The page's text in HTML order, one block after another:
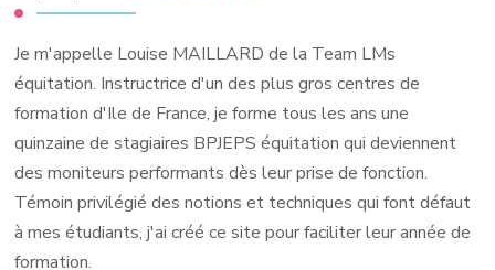
Je m'appelle Louise MAILLARD de la Team LMs
équitation. Instructrice d'un des plus gros centres de
formation d'Ile de France, je forme tous les ans une
quinzaine de stagiaires BPJEPS équitation qui deviennent
des moniteurs performants dès leur prise de fonction.
Témoin privilégié des notions et techniques qui font défaut
à mes étudiants, j'ai créé ce site pour faciliter leur année de
formation.